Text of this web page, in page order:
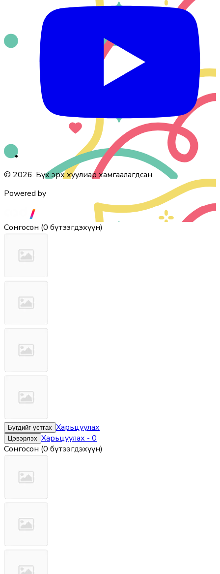
© 2026. Бүх эрх хуулиар хамгаалагдсан.
Powered by
Сонгосон (0 бүтээгдэхүүн)
Бүгдийг устгах Харьцуулах
Цэвэрлэх Харьцуулах-0
Сонгосон (0 бүтээгдэхүүн)